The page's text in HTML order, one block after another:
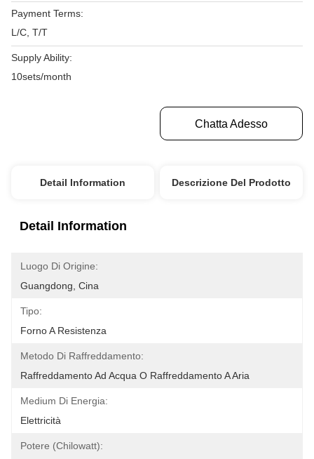
Payment Terms:
L/C, T/T
Supply Ability:
10sets/month
Chatta Adesso
Detail Information Descrizione Del Prodotto
Detail Information
Luogo Di Origine:
Guangdong, Cina
Tipo:
Forno A Resistenza
Metodo Di Raffreddamento:
Raffreddamento Ad Acqua O Raffreddamento A Aria
Medium Di Energia:
Elettricità
Potere (chilowatt):